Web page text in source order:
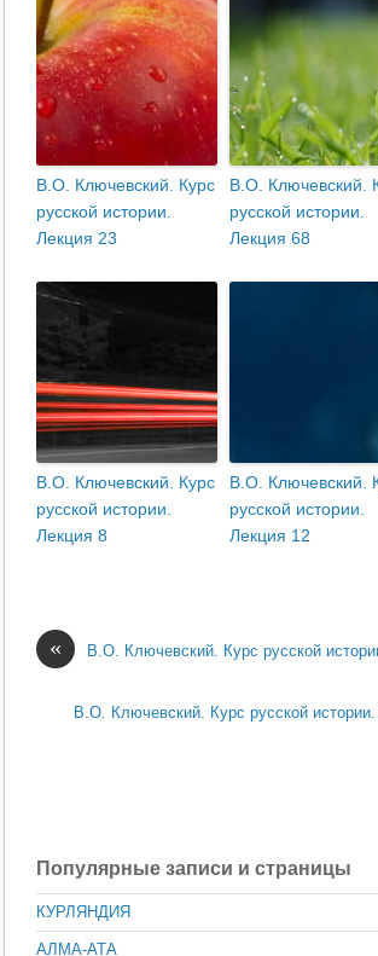
В.О. Ключевский. Курс
русской истории.
Лекция 23
В.О. Ключевский.
русской истории.
Лекция 68
В.О. Ключевский. Курс
русской истории.
Лекция 8
В.О. Ключевский.
русской истории.
Лекция 12
« В.О. Ключевский. Курс русской
В.О. Ключевский. Курс русской
Популярные записи и страницы
КУРЛЯНДИЯ
АЛМА-АТА